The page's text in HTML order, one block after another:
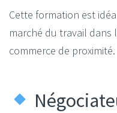
Cette formation est
marché du travail
commerce de proximité.